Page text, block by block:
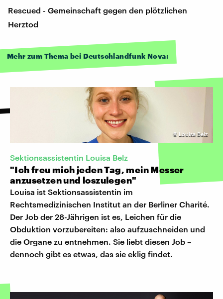
Rescued - Gemeinschaft gegen den plötzlichen
Herztod
Mehr zum Thema bei Deutschlandfunk Nova:
© Louisa Belz
Sektionsassistentin Louisa Belz
"Ich freu mich jeden Tag, mein Messer
anzusetzen und loszulegen"
Louisa ist Sektionsassistentin im
Rechtsmedizinischen Institut an der Berliner Charité.
Der Job der 28-Jährigen ist es, Leichen für die
Obduktion vorzubereiten: also aufzuschneiden und
die Organe zu entnehmen. Sie liebt diesen Job –
dennoch gibt es etwas, das sie eklig findet.